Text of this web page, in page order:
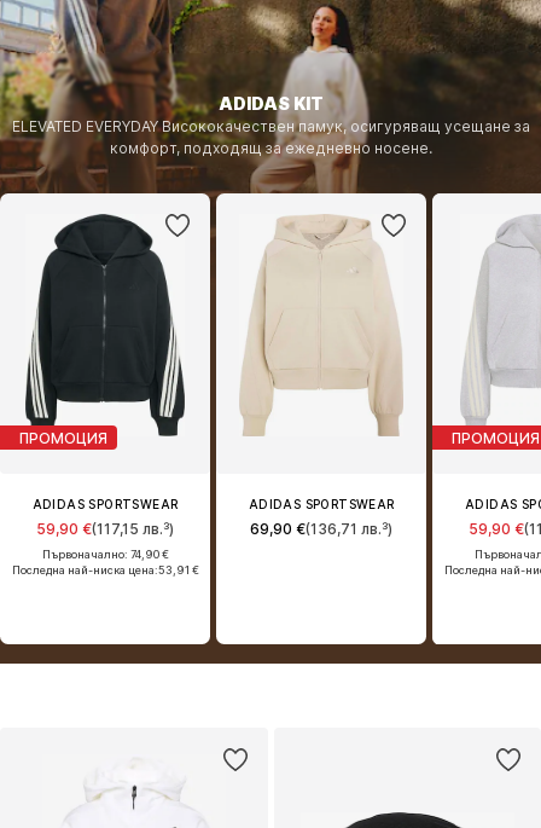
ADIDAS KIT
ELEVATED EVERYDAY Висококачествен памук, осигуряващ усещане за
комфорт, подходящ за ежедневно носене.
ПРОМОЦИЯ
ADIDAS SPORTSWEAR
59,90 €(117,15 лв.³)
Първоначално: 74,90 €
Последна най-ниска цена:53,91 €
ADIDAS SPORTSWEAR
69,90 €(136,71 лв.³)
ПРОМОЦИЯ
ADIDAS
59,90 €
Последна най-